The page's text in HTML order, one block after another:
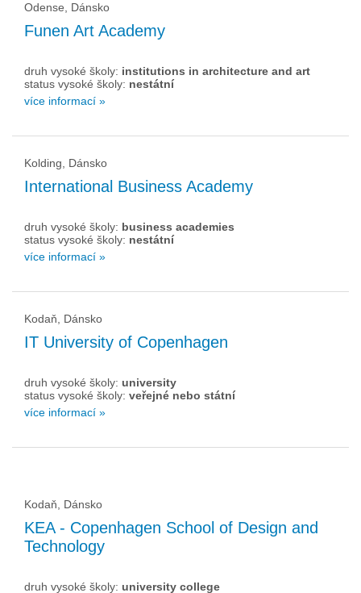
Odense, Dánsko
Funen Art Academy
druh vysoké školy: institutions in architecture and art
status vysoké školy: nestátní
více informací »
Kolding, Dánsko
International Business Academy
druh vysoké školy: business academies
status vysoké školy: nestátní
více informací »
Kodaň, Dánsko
IT University of Copenhagen
druh vysoké školy: university
status vysoké školy: veřejné nebo státní
více informací »
Kodaň, Dánsko
KEA - Copenhagen School of Design and
Technology
druh vysoké školy: university college